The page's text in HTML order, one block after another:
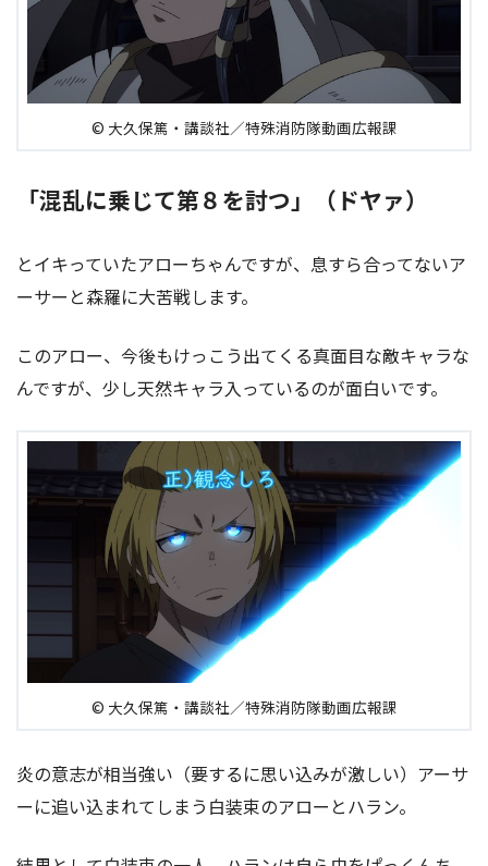
© 大久保篤・講談社／特殊消防隊動画広報課
「混乱に乗じて第８を討つ」（ドヤァ）
とイキっていたアローちゃんですが、息すら合ってないア
ーサーと森羅に大苦戦します。
このアロー、今後もけっこう出てくる真面目な敵キャラな
んですが、少し天然キャラ入っているのが面白いです。
© 大久保篤・講談社／特殊消防隊動画広報課
炎の意志が相当強い（要するに思い込みが激しい）アーサ
ーに追い込まれてしまう白装束のアローとハラン。